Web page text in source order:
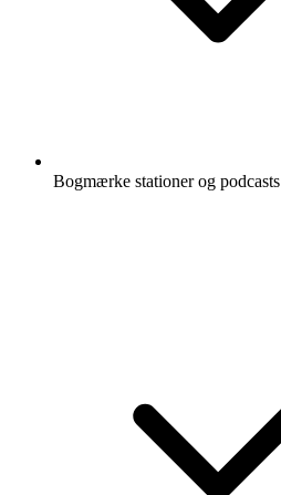
Bogmærke stationer og podcasts